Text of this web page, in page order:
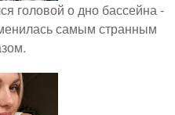
головой о дно бассейна -
самым странным